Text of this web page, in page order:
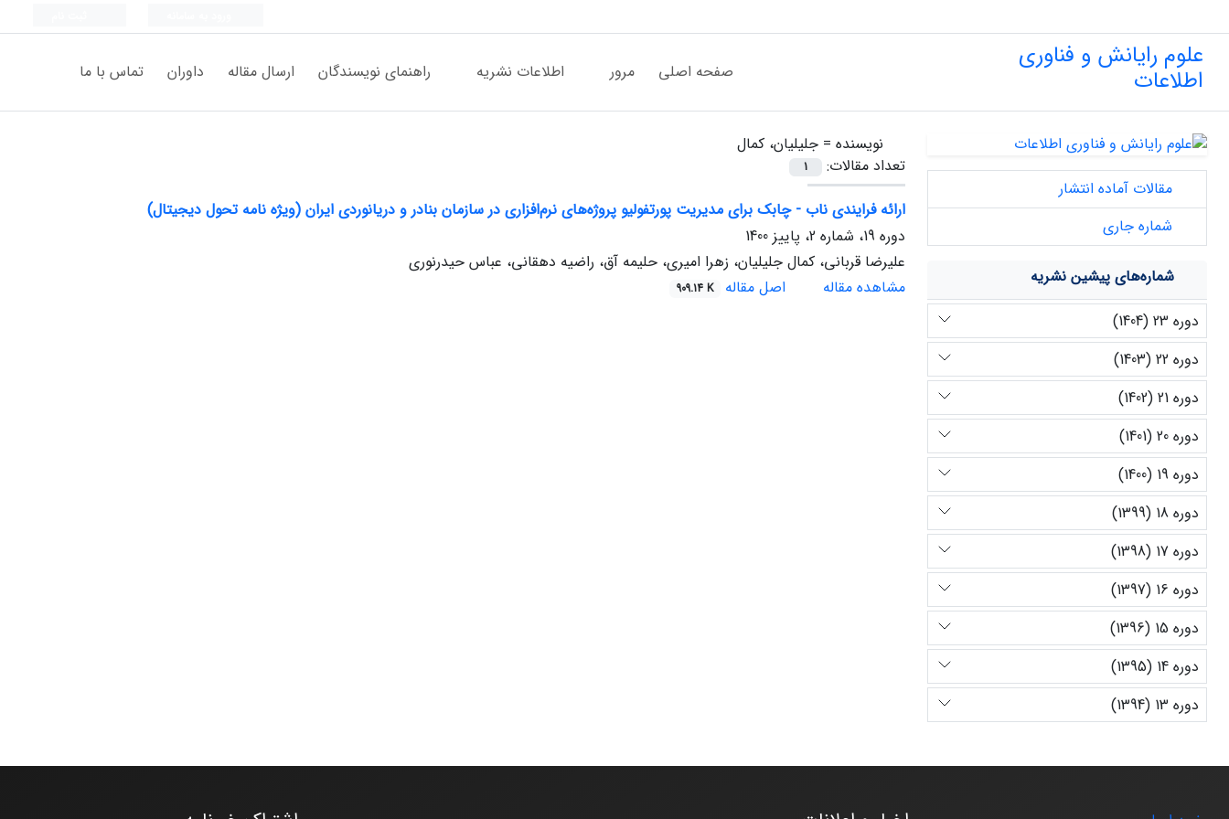
علوم رایانش و فناوری
اطلاعات صفحه اصلی مرور اطلاعات نشریه راهنمای نویسندگان ارسال مقاله داوران تماس با ما
نویسنده = جلیلیان، کمال
تعداد مقالات:
1
ارائه فرایندی ناب - چابک برای مدیریت پورتفولیو پروژه‌های نرم‌افزاری در سازمان بنادر و دریانوردی ایران (ویژه نامه تحول دیجیتال)
دوره 19، شماره 2، پاییز 1400
علیرضا قربانی، کمال جلیلیان، زهرا امیری، حلیمه آق، راضیه دهقانی، عباس حیدرنوری
مشاهده مقاله
اصل مقاله 909.14 K
مقالات آماده انتشار
شماره جاری
شماره‌های پیشین نشریه
دوره 23 (1404)
دوره 22 (1403)
دوره 21 (1402)
دوره 20 (1401)
دوره 19 (1400)
دوره 18 (1399)
دوره 17 (1398)
دوره 16 (1397)
دوره 15 (1396)
دوره 14 (1395)
دوره 13 (1394)